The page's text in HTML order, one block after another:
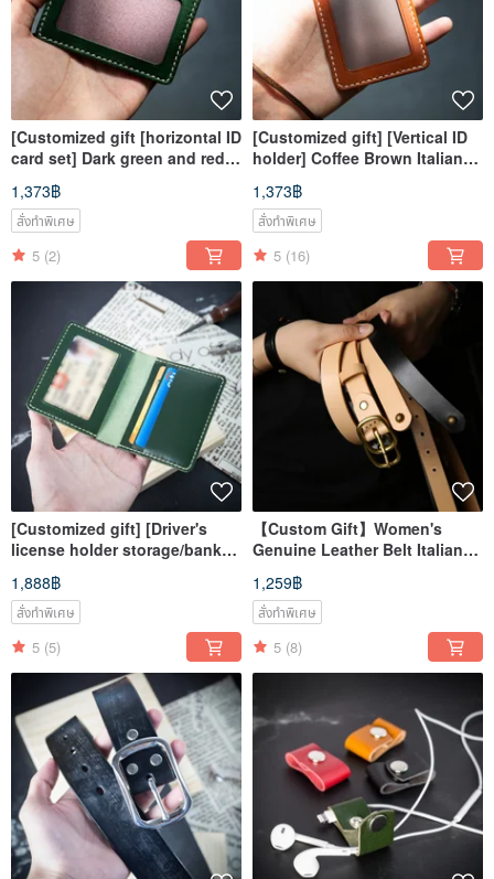
[Customized gift [horizontal ID
card set] Dark green and red
travel card/octopus sleeve
hanging neck collision color
engraving
1,373฿
สั่งทำพิเศษ
5 (2)
[Customized gift] [Vertical ID
holder] Coffee Brown Italian
vegetable tanned leather neck
hitting color
1,373฿
สั่งทำพิเศษ
5 (16)
[Customized gift] [Driver's
license holder storage/bank
card holder/document holder]
Italian vegetable tanned
leather engraving
1,888฿
สั่งทำพิเศษ
5 (5)
【Custom Gift】Women's
Genuine Leather Belt Italian
Vegetable-Tanned Leather
with Personalization
1,259฿
สั่งทำพิเศษ
5 (8)